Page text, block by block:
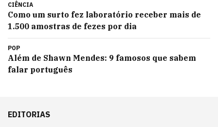
CIÊNCIA
Como um surto fez laboratório receber mais de
1.500 amostras de fezes por dia
POP
Além de Shawn Mendes: 9 famosos que sabem
falar português
EDITORIAS